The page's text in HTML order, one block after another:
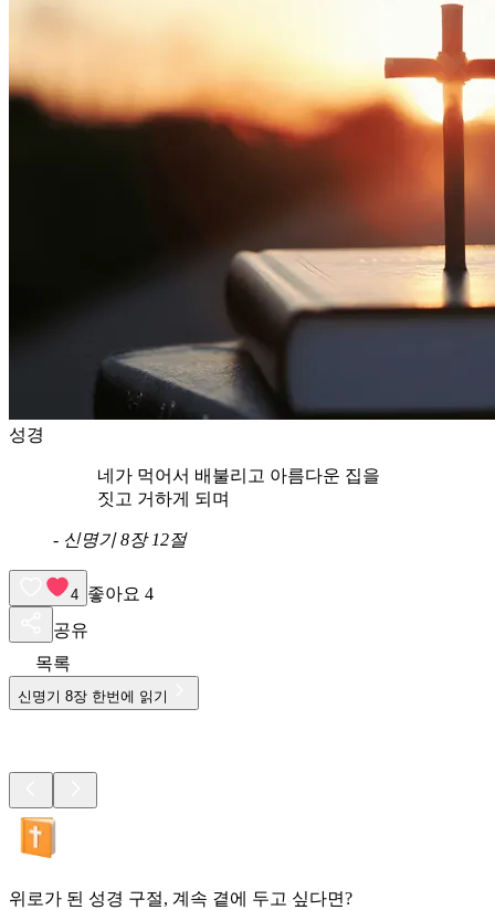
성경
네가 먹어서 배불리고 아름다운 집을
짓고 거하게 되며
- 신명기 8장 12절
4 좋아요 4
공유
목록
신명기 8장 한번에 읽기
위로가 된 성경 구절, 계속 곁에 두고 싶다면?